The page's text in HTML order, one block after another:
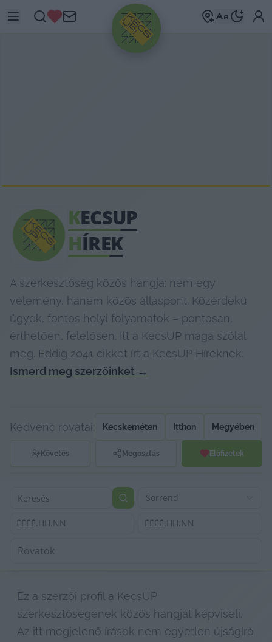
HIRDETÉS
KECSUP
HÍREK
A szerkesztőség közös hangja: nem egy
vélemény, hanem közös álláspont. Közérdekű
ügyek, fontos helyi folyamatok – pontosan,
érthetően, felelősen. Itt a KecsUP maga szólal
meg. Eddig 2041 cikket írt a KecsUP Híreknek.
Ismerd meg szerzőinket →
Kedvenc rovatai: Kecskeméten Itthon Megyében
Követés Megosztás Előfizetek
Sorrend
ÉÉÉÉ.HH.NN ÉÉÉÉ.HH.NN
Ez a szerzői profil a KecsUP
szerkesztőségének közös hangját képviseli.
Az itt megjelenő írások nem egyetlen újságíró